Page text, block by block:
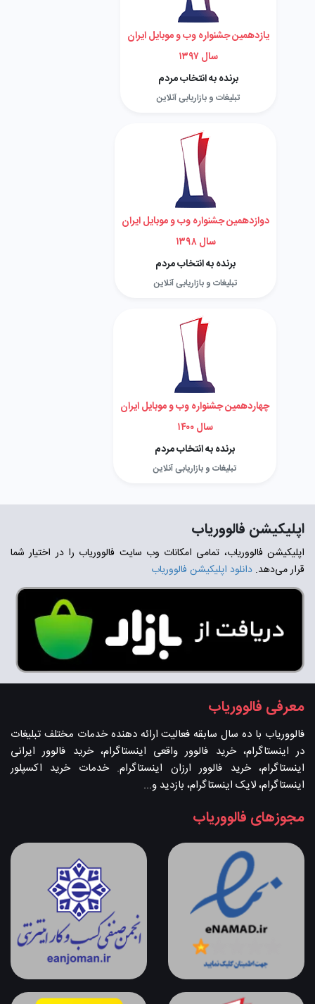
یازدهمین جشنواره وب و موبایل ایران
سال ۱۳۹۷
برنده به انتخاب مردم
تبلیغات و بازاریابی آنلاین
دوازدهمین جشنواره وب و موبایل ایران
سال ۱۳۹۸
برنده به انتخاب مردم
تبلیغات و بازاریابی آنلاین
چهاردهمین جشنواره وب و موبایل ایران
سال ۱۴۰۰
برنده به انتخاب مردم
تبلیغات و بازاریابی آنلاین
اپلیکیشن فالووریاب
اپلیکیشن فالووریاب، تمامی امکانات وب سایت فالووریاب را در اختیار شما
قرار می‌دهد. دانلود اپلیکیشن فالووریاب
معرفی فالووریاب
فالووریاب با ده سال سابقه فعالیت ارائه دهنده خدمات مختلف تبلیغات
در اینستاگرام، خرید فالوور واقعی اینستاگرام، خرید فالوور ایرانی
اینستاگرام، خرید فالوور ارزان اینستاگرام. خدمات خرید اکسپلور
اینستاگرام، لایک اینستاگرام، بازدید و...
مجوزهای فالووریاب